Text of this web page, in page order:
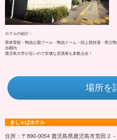
ホテルの紹介：
県体育館・鴨池公園プール・鴨池ドーム・陸上競技場・県立
歩圏内
鹿児島大学が近いので安価な居酒屋も多数点在！
場所を
きしゃばホテル
住所：〒890-0054 鹿児島県鹿児島市荒田２